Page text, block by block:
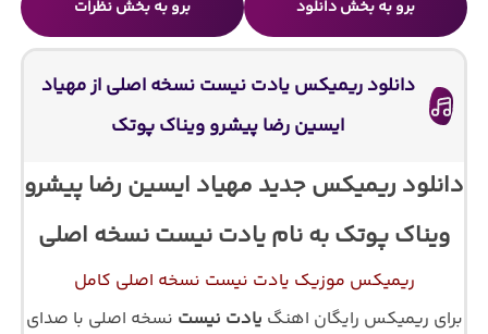
برو به بخش دانلود برو به بخش نظرات
دانلود ریمیکس یادت نیست نسخه اصلی از مهیاد
ایسین رضا پیشرو ویناک پوتک
دانلود ریمیکس جدید مهیاد ایسین رضا پیشرو
ویناک پوتک به نام یادت نیست نسخه اصلی
ریمیکس موزیک یادت نیست نسخه اصلی کامل
برای ریمیکس رایگان اهنگ یادت نیست نسخه اصلی با صدای